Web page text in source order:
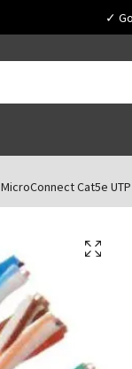
✓
MicroConnect Cat5e